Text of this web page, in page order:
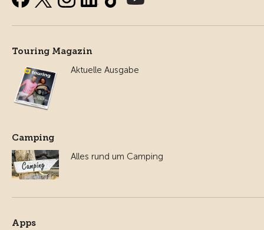
Touring Magazin
Aktuelle Ausgabe
Camping
Alles rund um Camping
Apps